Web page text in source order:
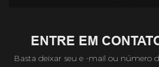
ENTRE EM
Basta deixar seu e -mail ou número